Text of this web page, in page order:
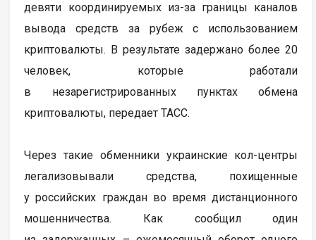
девяти координируемых из-за границы каналов
вывода средств за рубеж с использованием
криптовалюты. В результате задержано более 20
человек, которые работали
в незарегистрированных пунктах обмена
криптовалюты, передает ТАСС.
Через такие обменники украинские кол-центры
легализовывали средства, похищенные
у российских граждан во время дистанционного
мошенничества. Как сообщил один